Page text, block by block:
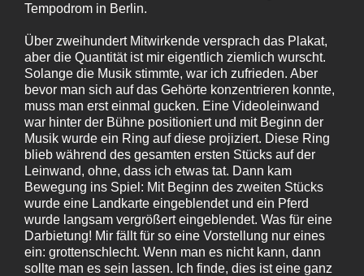
Tempodrom in Berlin.
Über zweihundert Mitwirkende versprach das Plakat,
aber die Quantität ist mir eigentlich ziemlich wurscht.
Solange die Musik stimmte, war ich zufrieden. Aber
bevor man sich auf das Gehörte konzentrieren konnte,
muss man erst einmal gucken. Eine Videoleinwand
war hinter der Bühne positioniert und mit Beginn der
Musik wurde ein Ring auf diese projiziert. Diese Ring
blieb während des gesamten ersten Stücks auf der
Leinwand, ohne, dass ich etwas tat. Dann kam
Bewegung ins Spiel: Mit Beginn des zweiten Stücks
wurde eine Landkarte eingeblendet und ein Pferd
wurde langsam vergrößert eingeblendet. Was für eine
Darbietung! Mir fällt für so eine Vorstellung nur eines
ein: grottenschlecht. Wenn man es nicht kann, dann
sollte man es sein lassen. Ich finde, dies ist eine ganz